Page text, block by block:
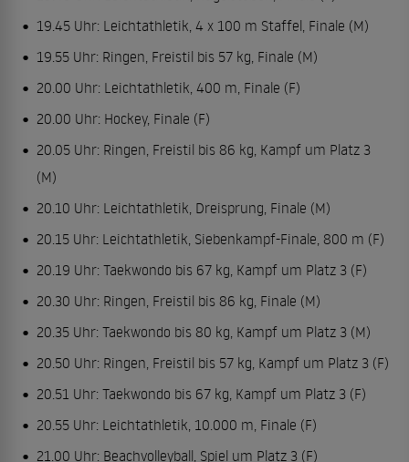
19.45 Uhr: Leichtathletik, 4 x 100 m Staffel, Finale (M)
19.55 Uhr: Ringen, Freistil bis 57 kg, Finale (M)
20.00 Uhr: Leichtathletik, 400 m, Finale (F)
20.00 Uhr: Hockey, Finale (F)
20.05 Uhr: Ringen, Freistil bis 86 kg, Kampf um Platz 3
(M)
20.10 Uhr: Leichtathletik, Dreisprung, Finale (M)
20.15 Uhr: Leichtathletik, Siebenkampf-Finale, 800 m (F)
20.19 Uhr: Taekwondo bis 67 kg, Kampf um Platz 3 (F)
20.30 Uhr: Ringen, Freistil bis 86 kg, Finale (M)
20.35 Uhr: Taekwondo bis 80 kg, Kampf um Platz 3 (M)
20.50 Uhr: Ringen, Freistil bis 57 kg, Kampf um Platz 3 (F)
20.51 Uhr: Taekwondo bis 67 kg, Kampf um Platz 3 (F)
20.55 Uhr: Leichtathletik, 10.000 m, Finale (F)
21.00 Uhr: Beachvolleyball, Spiel um Platz 3 (F)